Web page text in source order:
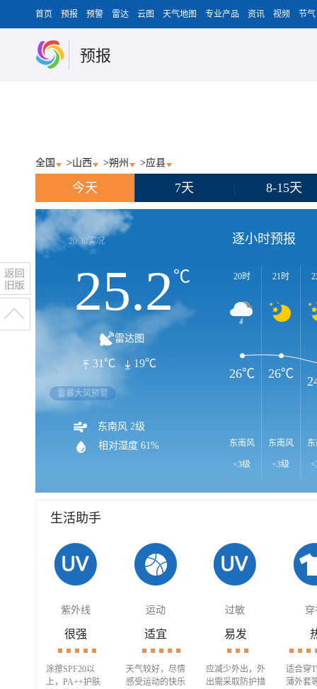
首页 预报 预警 雷达 云图 天气地图 专业产品 资讯 视频 节气
预报
全国 >山西 >朔州 >应县
今天 7天 8-15天
20:30实况
25.2℃
雷达图
31℃ 19℃
雷暴大风预警
东南风 2级
相对湿度 61%
逐小时预报
20时
东南风
<3级
21时
东南风
<3级
26℃ 26℃
生活助手
紫外线 运动 过敏 穿
很强
涂擦SPF20以
上，PA++护肤
适宜
天气较好，尽情
感受运动的快乐
易发
应减少外出，外
出需采取防护措
适合穿
薄外套